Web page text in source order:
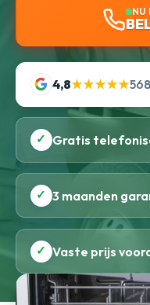
NU
4,8★★★★★
✓ Gratis
✓ 3 maanden
✓ Vaste prijs